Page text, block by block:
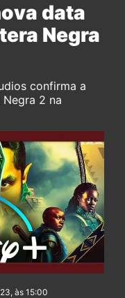
data
Negra
confirma a
2 na
às 15:00